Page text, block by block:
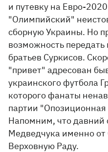
и путевку на Евро-
"Олимпийский"
сборную Украины. Но
возможность
братьев Суркисов.
"привет" адресован
украинского футбола
которого фанаты
партии
Напомним, что давний
Медведчука именно
Верховную Раду.